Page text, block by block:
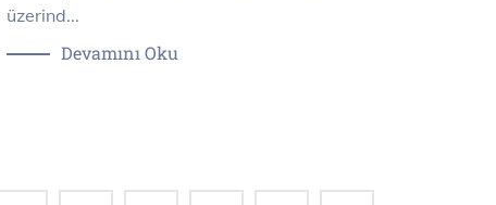
üzerind...
Devamını Oku